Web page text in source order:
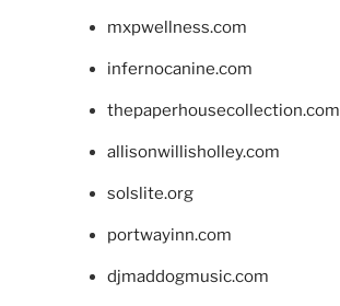
mxpwellness.com
infernocanine.com
thepaperhousecollection.com
allisonwillisholley.com
solslite.org
portwayinn.com
djmaddogmusic.com